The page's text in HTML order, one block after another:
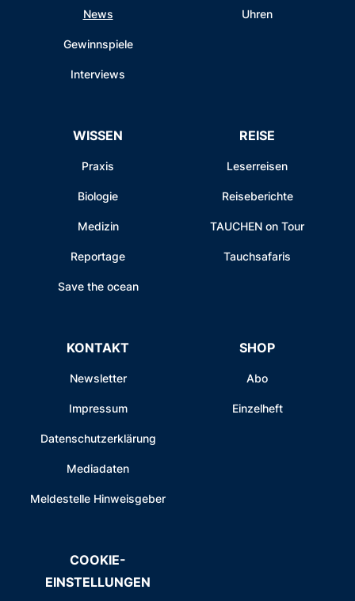
News
Gewinnspiele
Interviews
Uhren
WISSEN
Praxis
Biologie
Medizin
Reportage
Save the ocean
REISE
Leserreisen
Reiseberichte
TAUCHEN on Tour
Tauchsafaris
KONTAKT
Newsletter
Impressum
Datenschutzerklärung
Mediadaten
Meldestelle Hinweisgeber
SHOP
Abo
Einzelheft
COOKIE-
EINSTELLUNGEN